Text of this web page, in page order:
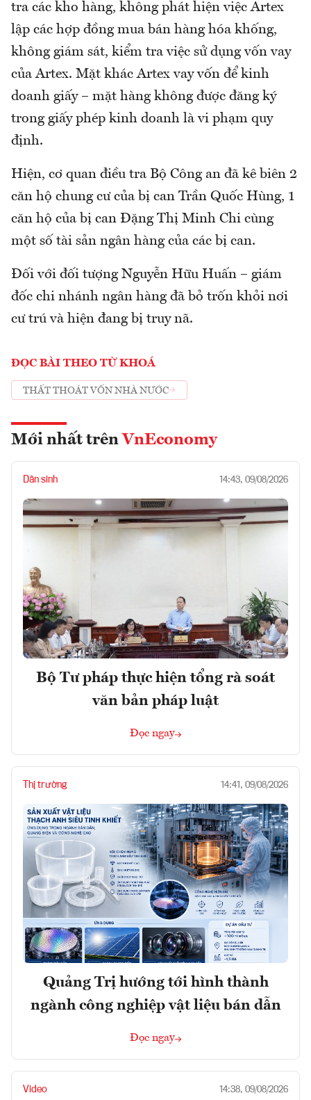
tra các kho hàng, không phát hiện việc Artex
lập các hợp đồng mua bán hàng hóa khống,
không giám sát, kiểm tra việc sử dụng vốn vay
của Artex. Mặt khác Artex vay vốn để kinh
doanh giấy – mặt hàng không được đăng ký
trong giấy phép kinh doanh là vi phạm quy
định.
Hiện, cơ quan điều tra Bộ Công an đã kê biên 2
căn hộ chung cư của bị can Trần Quốc Hùng, 1
căn hộ của bị can Đặng Thị Minh Chi cùng
một số tài sản ngân hàng của các bị can.
Đối với đối tượng Nguyễn Hữu Huấn – giám
đốc chi nhánh ngân hàng đã bỏ trốn khỏi nơi
cư trú và hiện đang bị truy nã.
ĐỌC BÀI THEO TỪ KHOÁ
THẤT THOÁT VỐN NHÀ NƯỚC
Mới nhất trên VnEconomy
Dân sinh 14:43, 09/08/2026
Bộ Tư pháp thực hiện tổng rà soát
văn bản pháp luật
Đọc ngay
Thị trường 14:41, 09/08/2026
Quảng Trị hướng tới hình thành
ngành công nghiệp vật liệu bán dẫn
Đọc ngay
Video 14:38, 09/08/2026